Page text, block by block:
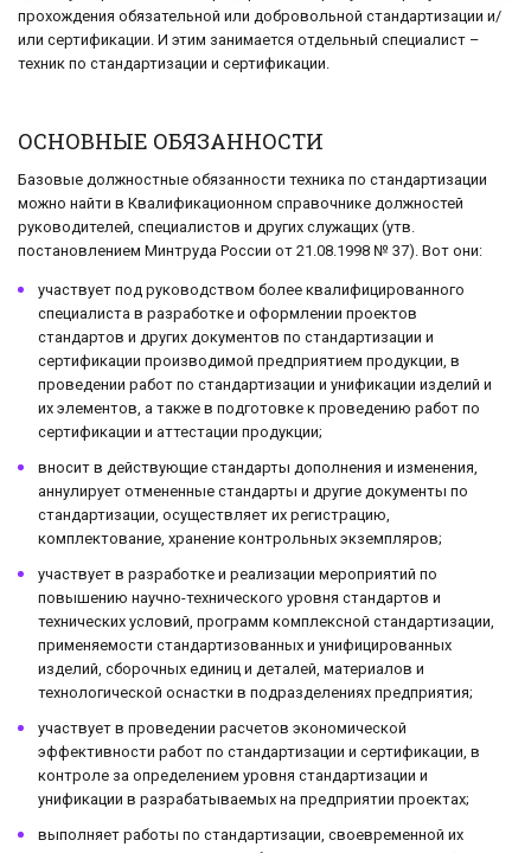
прохождения обязательной или добровольной стандартизации и/
или сертификации. И этим занимается отдельный специалист –
техник по стандартизации и сертификации.
ОСНОВНЫЕ ОБЯЗАННОСТИ
Базовые должностные обязанности техника по стандартизации
можно найти в Квалификационном справочнике должностей
руководителей, специалистов и других служащих (утв.
постановлением Минтруда России от 21.08.1998 № 37). Вот они:
участвует под руководством более квалифицированного
специалиста в разработке и оформлении проектов
стандартов и других документов по стандартизации и
сертификации производимой предприятием продукции, в
проведении работ по стандартизации и унификации изделий и
их элементов, а также в подготовке к проведению работ по
сертификации и аттестации продукции;
вносит в действующие стандарты дополнения и изменения,
аннулирует отмененные стандарты и другие документы по
стандартизации, осуществляет их регистрацию,
комплектование, хранение контрольных экземпляров;
участвует в разработке и реализации мероприятий по
повышению научно-технического уровня стандартов и
технических условий, программ комплексной стандартизации,
применяемости стандартизованных и унифицированных
изделий, сборочных единиц и деталей, материалов и
технологической оснастки в подразделениях предприятия;
участвует в проведении расчетов экономической
эффективности работ по стандартизации и сертификации, в
контроле за определением уровня стандартизации и
унификации в разрабатываемых на предприятии проектах;
выполняет работы по стандартизации, своевременной их